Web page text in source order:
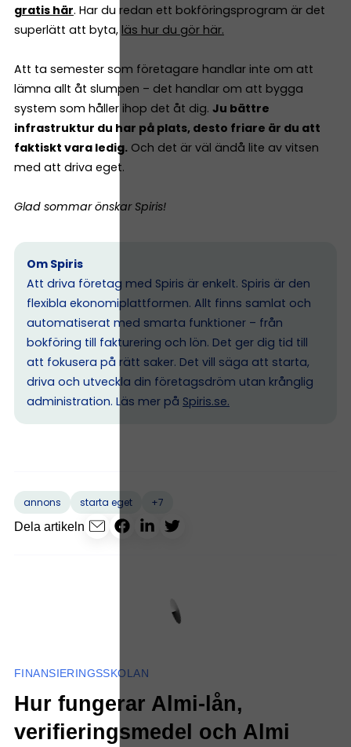
gratis här. Har du redan ett bokföringsprogram är det
superlätt att byta, läs hur du gör här.
Att ta semester som företagare handlar inte om att
lämna allt åt slumpen – det handlar om att bygga
system som håller ihop det åt dig. Ju bättre
infrastruktur du har på plats, desto friare är du att
faktiskt vara ledig. Och det är väl ändå lite av vitsen
med att driva eget.
Glad sommar önskar Spiris!
Om Spiris
Att driva företag med Spiris är enkelt. Spiris är den
flexibla ekonomiplattformen. Allt finns samlat och
automatiserat med smarta funktioner – från
bokföring till fakturering och lön. Det ger dig tid till
att fokusera på rätt saker. Det vill säga att starta,
driva och utveckla din företagsdröm utan krånglig
administration. Läs mer på Spiris.se.
annons starta eget
+7
Dela artikeln
FINANSIERINGSSKOLAN
Hur fungerar Almi-lån,
verifieringsmedel och Almi